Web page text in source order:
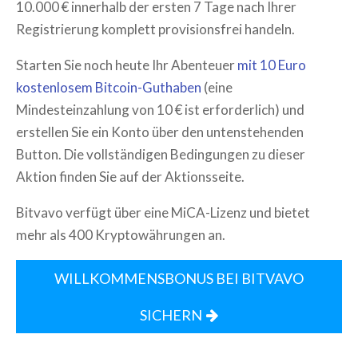
10.000 € innerhalb der ersten 7 Tage nach Ihrer
Registrierung komplett provisionsfrei handeln.
Starten Sie noch heute Ihr Abenteuermit 10 Euro
kostenlosem Bitcoin-Guthaben (eine
Mindesteinzahlung von 10 € ist erforderlich) und
erstellen Sie ein Konto über den untenstehenden
Button. Die vollständigen Bedingungen zu dieser
Aktion finden Sie auf der Aktionsseite.
Bitvavo verfügt über eine MiCA-Lizenz und bietet
mehr als 400 Kryptowährungen an.
WILLKOMMENSBONUS BEI BITVAVO
SICHERN